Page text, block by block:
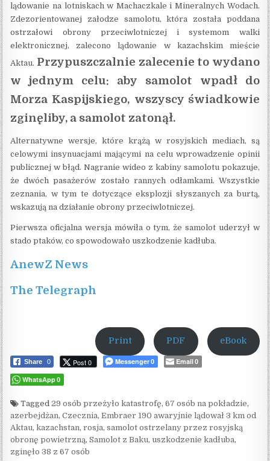
lądowanie na lotniskach w Machaczkale i Mineralnych Wodach.
Zdezorientowanej załodze samolotu, która została poddana
ostrzałowi obrony przeciwlotniczej i systemom walki
elektronicznej, zalecono lądowanie w kazachskim mieście
Aktau. Przypuszczalnie zalecenie to wydano
w jednym celu: aby samolot wpadł do
Morza Kaspijskiego, wszyscy świadkowie
zginęliby, a samolot zatonął.
Alternatywne wersje, które krążą w rosyjskich mediach, są
celowymi insynuacjami mającymi na celu wprowadzenie opinii
publicznej w błąd. Nagranie wideo z kabiny samolotu pokazuje,
że dwóch pasażerów zostało rannych odłamkami. Wszystkie
zeznania, w tym te dotyczące eksplozji słyszanych za burtą,
wskazują na działanie obrony przeciwlotniczej.
Pierwsza oficjalna wersja mówiła o tym, że samolot uderzył w
stado ptaków, co spowodowało uszkodzenie kadłuba.
AnewZ News
The Telegraph
Print PDF eBook
Share 0 Post 0 Messenger 0 Email 0
WhatsApp 0
Tagged29 osób przeżyło katastrofę,67 osób na pokładzie,
azerbejdżan,Czecznia,Embraer 190 awaryjnie lądował 3 km od
Aktau,kazachstan,rosja,samolot ostrzelany przez rosyjską
obronę powietrzną,Samolot z Baku, uszkodzenie kadłuba,
zginęło 38 z 67 osób